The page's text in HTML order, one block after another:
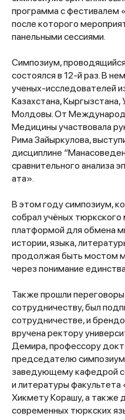
программа с фестивалем
после которого
панельными сессиями.
Симпозиум,
состоялся в 12-й раз. В
ученых-исследователей
Казахстана, Кыргызстана,
Молдовы. От
Медицины участвовала
Рима Зайыркулова,
дисциплине
сравнительного анализа
ата».
В этом году симпозиум,
собрал учёных тюркского
платформой для обмена
истории, языка,
продолжая быть мостом
через понимание
Также прошли
сотрудничеству, был
сотрудничестве, и
вручена ректору
Демира, профессору
председателю
заведующему кафедрой
и литературы
Хикмету Корашу, а также
современных тюркских